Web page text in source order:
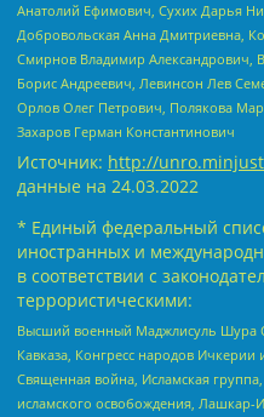
Анатолий Ефимович, Сухих Дарья
Добровольская Анна Дмитриевна,
Смирнов Владимир Александрович,
Борис Андреевич, Левинсон Лев
Орлов Олег Петрович, Полякова
Захаров Герман Константинович
Источник: http://
данные на 24.03.2022
* Единый федеральный
иностранных и
в соответствии с
террористическими:
Высший военный Маджлисуль Шура
Кавказа, Конгресс народов Ичкерии
Священная война, Исламская
исламского освобождения, Лашкар-